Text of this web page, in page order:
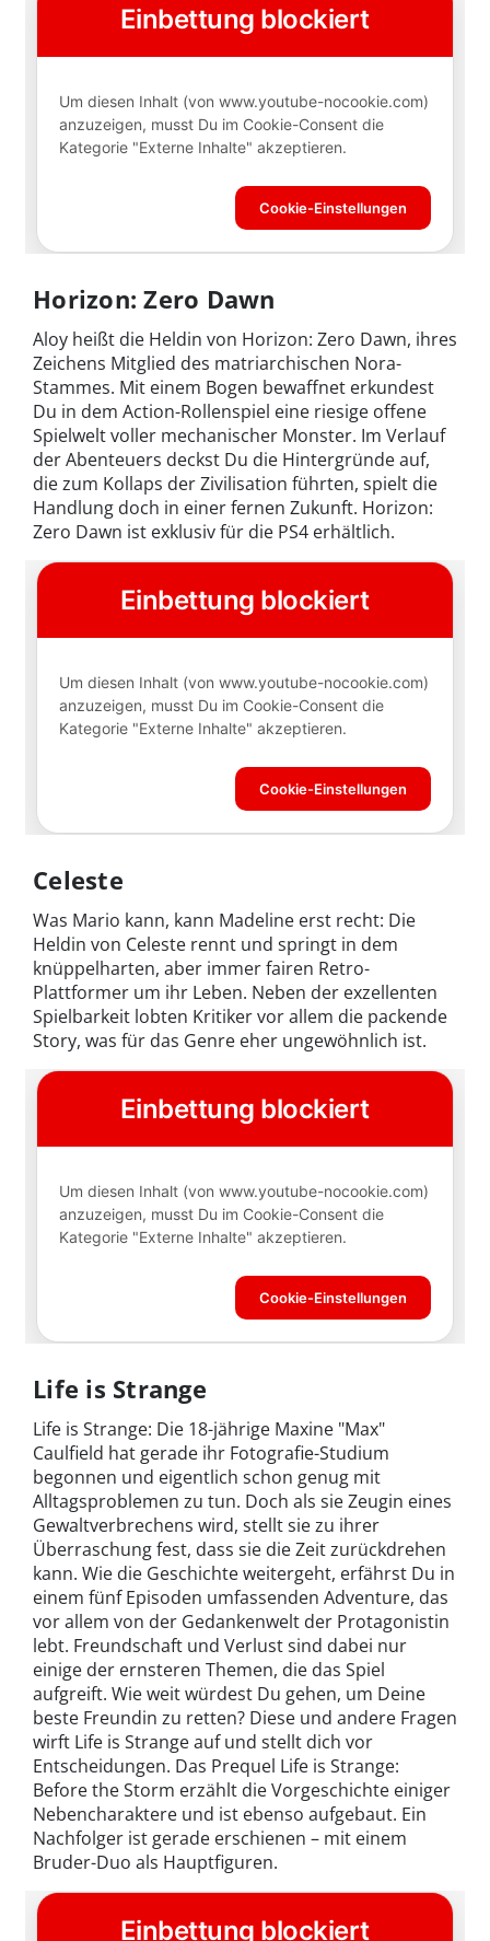
Horizon: Zero Dawn
Aloy heißt die Heldin von Horizon: Zero Dawn, ihres
Zeichens Mitglied des matriarchischen Nora-
Stammes. Mit einem Bogen bewaffnet erkundest
Du in dem Action-Rollenspiel eine riesige offene
Spielwelt voller mechanischer Monster. Im Verlauf
der Abenteuers deckst Du die Hintergründe auf,
die zum Kollaps der Zivilisation führten, spielt die
Handlung doch in einer fernen Zukunft. Horizon:
Zero Dawn ist exklusiv für die PS4 erhältlich.
Celeste
Was Mario kann, kann Madeline erst recht: Die
Heldin von Celeste rennt und springt in dem
knüppelharten, aber immer fairen Retro-
Plattformer um ihr Leben. Neben der exzellenten
Spielbarkeit lobten Kritiker vor allem die packende
Story, was für das Genre eher ungewöhnlich ist.
Life is Strange
Life is Strange: Die 18-jährige Maxine "Max"
Caulfield hat gerade ihr Fotografie-Studium
begonnen und eigentlich schon genug mit
Alltagsproblemen zu tun. Doch als sie Zeugin eines
Gewaltverbrechens wird, stellt sie zu ihrer
Überraschung fest, dass sie die Zeit zurückdrehen
kann. Wie die Geschichte weitergeht, erfährst Du in
einem fünf Episoden umfassenden Adventure, das
vor allem von der Gedankenwelt der Protagonistin
lebt. Freundschaft und Verlust sind dabei nur
einige der ernsteren Themen, die das Spiel
aufgreift. Wie weit würdest Du gehen, um Deine
beste Freundin zu retten? Diese und andere Fragen
wirft Life is Strange auf und stellt dich vor
Entscheidungen. Das Prequel Life is Strange:
Before the Storm erzählt die Vorgeschichte einiger
Nebencharaktere und ist ebenso aufgebaut. Ein
Nachfolger ist gerade erschienen – mit einem
Bruder-Duo als Hauptfiguren.